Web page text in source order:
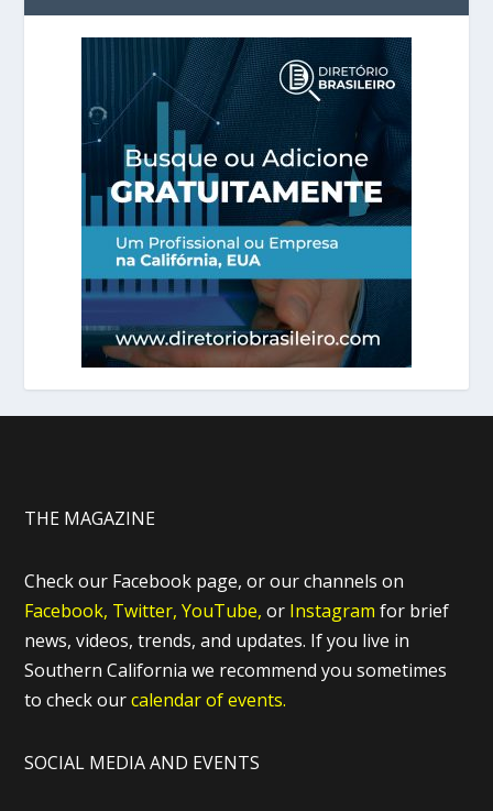
THE MAGAZINE
Check our Facebook page, or our channels on
Facebook, Twitter, YouTube, or Instagram for brief
news, videos, trends, and updates. If you live in
Southern California we recommend you sometimes
to check ourcalendar of events.
SOCIAL MEDIA AND EVENTS